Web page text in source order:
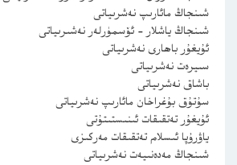
شىنجاڭ مائارىپ نەشرىياتى
شىنجاڭ ياشلار – ئۆسمۈرلەر نەشىرىياتى
ئۇيغۇر باھارى نەشرىياتى
سىيرەت نەشرىياتى
باشاق نەشرىياتى
سۇتۇق بۇغراخان مائارىپ نەشرىياتى
ئۇيغۇر تەتقىقات ئىنىستىتۇتى
ياۋرۇپا ئىسلام تەتقىقات مەركىزى
شىنجاڭ مەدەنىيەت نەشرىياتى